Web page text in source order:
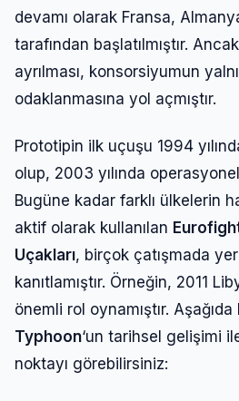
devamı olarak Fransa,
tarafından başlatılmıştır.
ayrılması, konsorsiyumun
odaklanmasına yol açmıştır.
Prototipin ilk uçuşu 1994
olup, 2003 yılında
Bugüne kadar farklı ülkelerin
aktif olarak kullanılan
Uçakları, birçok çatışmada
kanıtlamıştır. Örneğin, 2011
önemli rol oynamıştır. Aşağıda
Typhoon‘un tarihsel gelişimi
noktayı görebilirsiniz: